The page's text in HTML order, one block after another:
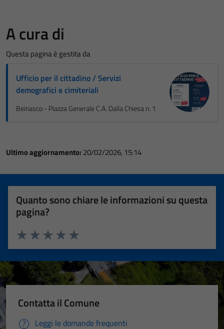
A cura di
Questa pagina è gestita da
Ufficio per il cittadino / Servizi
demografici e cimiteriali
Beinasco - Piazza Generale C.A. Dalla Chiesa n. 1
Ultimo aggiornamento: 20/02/2026, 15:14
Quanto sono chiare le informazioni su questa
pagina?
Valuta 5 stelle su 5
Valuta 4 stelle su 5
Valuta 3 stelle su 5
Valuta 2 stelle su 5
Valuta 1 stelle su 5
Contatta il Comune
Leggi le domande frequenti